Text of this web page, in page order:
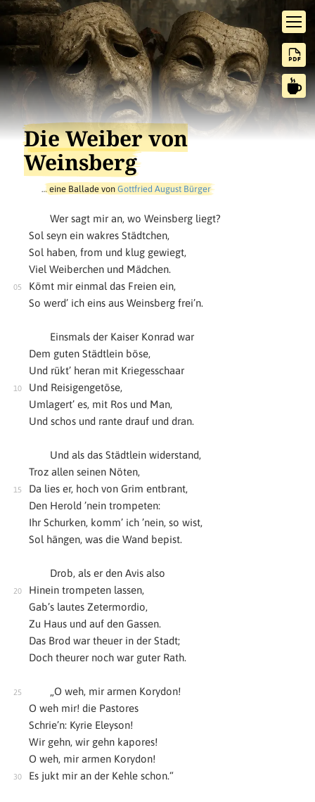
Die Weiber von
Weinsberg
… eine Ballade vonGottfried August Bürger
Wer sagt mir an, wo Weinsberg liegt?
Sol seyn ein wakres Städtchen,
Sol haben, from und klug gewiegt,
Viel Weiberchen und Mädchen.
Kömt mir einmal das Freien ein,
So werd’ ich eins aus Weinsberg frei’n.
Einsmals der Kaiser Konrad war
Dem guten Städtlein böse,
Und rükt’ heran mit Kriegesschaar
Und Reisigengetöse,
Umlagert’ es, mit Ros und Man,
Und schos und rante drauf und dran.
Und als das Städtlein widerstand,
Troz allen seinen Nöten,
Da lies er, hoch von Grim entbrant,
Den Herold ’nein trompeten:
Ihr Schurken, komm’ ich ’nein, so wist,
Sol hängen, was die Wand bepist.
Drob, als er den Avis also
Hinein trompeten lassen,
Gab’s lautes Zetermordio,
Zu Haus und auf den Gassen.
Das Brod war theuer in der Stadt;
Doch theurer noch war guter Rath.
„O weh, mir armen Korydon!
O weh mir! die Pastores
Schrie’n: Kyrie Eleyson!
Wir gehn, wir gehn kapores!
O weh, mir armen Korydon!
Es jukt mir an der Kehle schon.“